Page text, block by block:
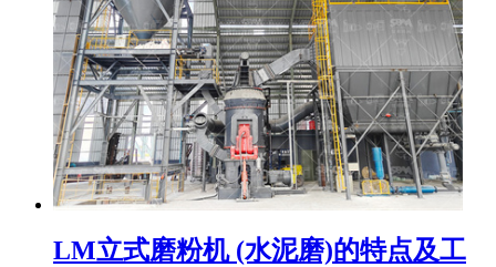
LM立式磨粉机 (水泥磨)的特点及工